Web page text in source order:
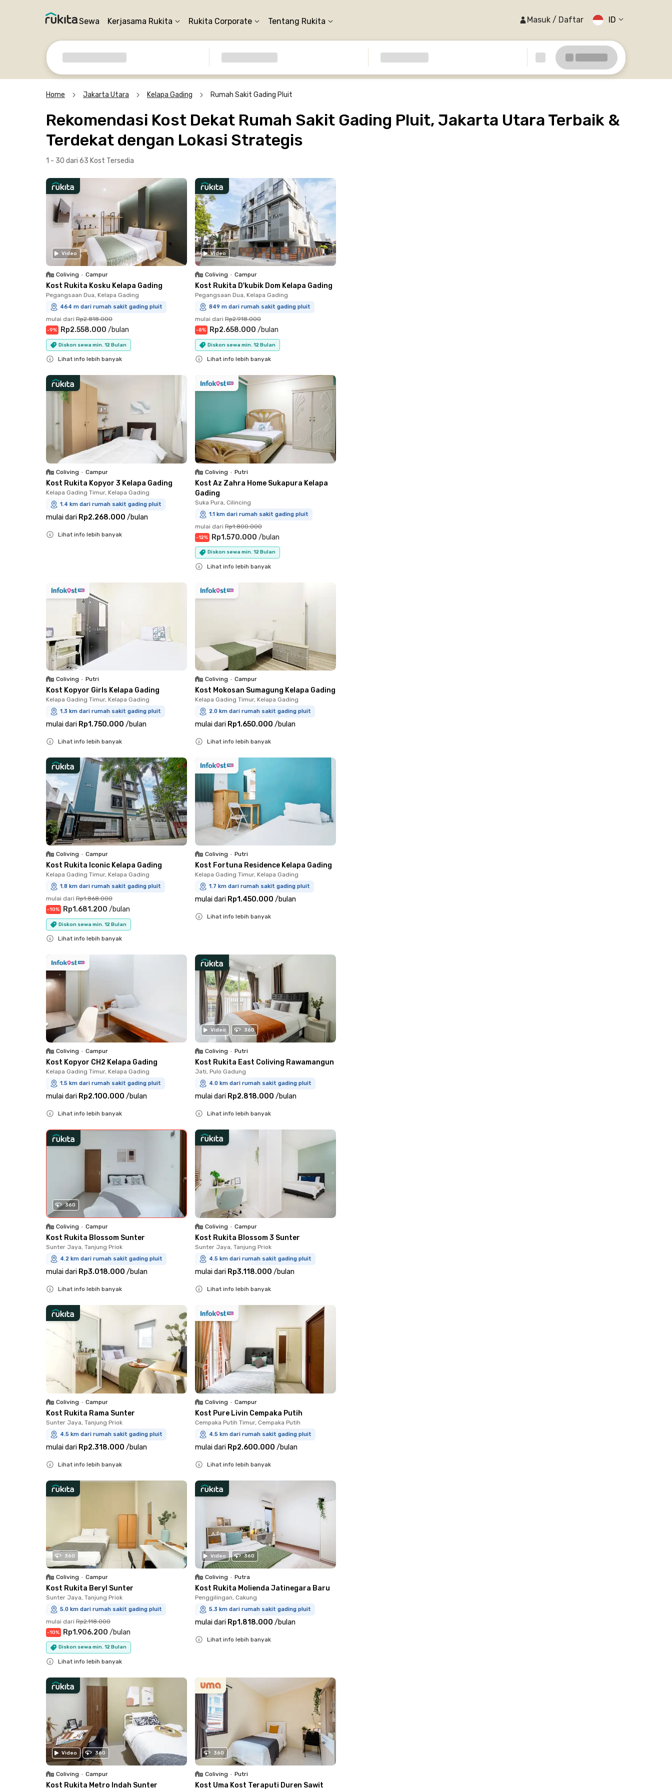
Sewa Kerjasama Rukita Rukita Corporate Tentang Rukita Masuk / Daftar ID
Home Jakarta Utara Kelapa Gading Rumah Sakit Gading Pluit
Rekomendasi Kost Dekat Rumah Sakit Gading Pluit, Jakarta Utara Terbaik &
Terdekat dengan Lokasi Strategis
1 - 30 dari 63 Kost Tersedia
Video
Coliving • Campur
Kost Rukita Kosku Kelapa Gading
Pegangsaan Dua, Kelapa Gading
464 m dari rumah sakit gading pluit
mulai dari Rp2.818.000
-9% Rp2.558.000 /bulan
Diskon sewa min. 12 Bulan
Lihat info lebih banyak
Video
Coliving • Campur
Kost Rukita D'kubik Dom Kelapa Gading
Pegangsaan Dua, Kelapa Gading
849 m dari rumah sakit gading pluit
mulai dari Rp2.918.000
-8% Rp2.658.000 /bulan
Diskon sewa min. 12 Bulan
Lihat info lebih banyak
Coliving • Campur
Kost Rukita Kopyor 3 Kelapa Gading
Kelapa Gading Timur, Kelapa Gading
1.4 km dari rumah sakit gading pluit
mulai dari Rp2.268.000 /bulan
Lihat info lebih banyak
Coliving • Putri
Kost Az Zahra Home Sukapura Kelapa
Gading
Suka Pura, Cilincing
1.1 km dari rumah sakit gading pluit
mulai dari Rp1.800.000
-12% Rp1.570.000 /bulan
Diskon sewa min. 12 Bulan
Lihat info lebih banyak
Coliving • Putri
Kost Kopyor Girls Kelapa Gading
Kelapa Gading Timur, Kelapa Gading
1.3 km dari rumah sakit gading pluit
mulai dari Rp1.750.000 /bulan
Lihat info lebih banyak
Coliving • Campur
Kost Mokosan Sumagung Kelapa Gading
Kelapa Gading Timur, Kelapa Gading
2.0 km dari rumah sakit gading pluit
mulai dari Rp1.650.000 /bulan
Lihat info lebih banyak
Coliving • Campur
Kost Rukita Iconic Kelapa Gading
Kelapa Gading Timur, Kelapa Gading
1.8 km dari rumah sakit gading pluit
mulai dari Rp1.868.000
-10% Rp1.681.200 /bulan
Diskon sewa min. 12 Bulan
Lihat info lebih banyak
Coliving • Putri
Kost Fortuna Residence Kelapa Gading
Kelapa Gading Timur, Kelapa Gading
1.7 km dari rumah sakit gading pluit
mulai dari Rp1.450.000 /bulan
Lihat info lebih banyak
Coliving • Campur
Kost Kopyor CH2 Kelapa Gading
Kelapa Gading Timur, Kelapa Gading
1.5 km dari rumah sakit gading pluit
mulai dari Rp2.100.000 /bulan
Lihat info lebih banyak
Video 360
Coliving • Putri
Kost Rukita East Coliving Rawamangun
Jati, Pulo Gadung
4.0 km dari rumah sakit gading pluit
mulai dari Rp2.818.000 /bulan
Lihat info lebih banyak
360
Coliving • Campur
Kost Rukita Blossom Sunter
Sunter Jaya, Tanjung Priok
4.2 km dari rumah sakit gading pluit
mulai dari Rp3.018.000 /bulan
Lihat info lebih banyak
Coliving • Campur
Kost Rukita Blossom 3 Sunter
Sunter Jaya, Tanjung Priok
4.5 km dari rumah sakit gading pluit
mulai dari Rp3.118.000 /bulan
Lihat info lebih banyak
Coliving • Campur
Kost Rukita Rama Sunter
Sunter Jaya, Tanjung Priok
4.5 km dari rumah sakit gading pluit
mulai dari Rp2.318.000 /bulan
Lihat info lebih banyak
Coliving • Campur
Kost Pure Livin Cempaka Putih
Cempaka Putih Timur, Cempaka Putih
4.5 km dari rumah sakit gading pluit
mulai dari Rp2.600.000 /bulan
Lihat info lebih banyak
360
Coliving • Campur
Kost Rukita Beryl Sunter
Sunter Jaya, Tanjung Priok
5.0 km dari rumah sakit gading pluit
mulai dari Rp2.118.000
-10% Rp1.906.200 /bulan
Diskon sewa min. 12 Bulan
Lihat info lebih banyak
Video 360
Coliving • Putra
Kost Rukita Molienda Jatinegara Baru
Penggilingan, Cakung
5.3 km dari rumah sakit gading pluit
mulai dari Rp1.818.000 /bulan
Lihat info lebih banyak
Video 360
Coliving • Campur
Kost Rukita Metro Indah Sunter
360
Coliving • Putri
Kost Uma Kost Teraputi Duren Sawit